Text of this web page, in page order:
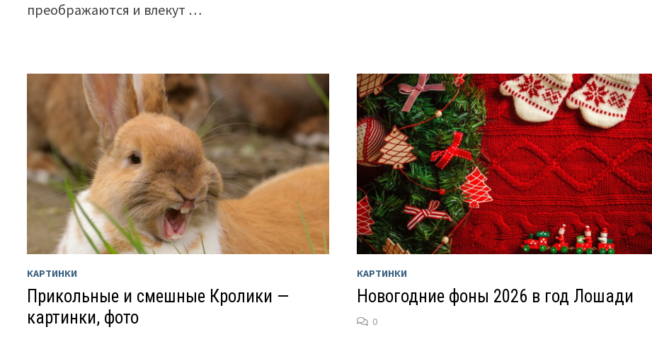
преображаются и влекут …
КАРТИНКИ
Прикольные и смешные Кролики —
картинки, фото
КАРТИНКИ
Новогодние фоны 2026 в год Лошади
0